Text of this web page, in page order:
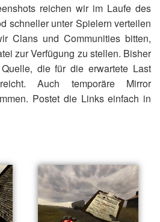
reichen wir im Laufe des
schneller unter Spielern verteilen
Clans und Communities bitten,
zur Verfügung zu stellen. Bisher
die für die erwartete Last
Auch temporäre Mirror
Postet die Links einfach in